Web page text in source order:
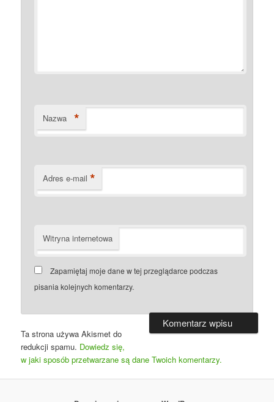
Nazwa *
Adres e-mail *
Witryna internetowa
Zapamiętaj moje dane w tej przeglądarce podczas
pisania kolejnych komentarzy.
Ta strona używa Akismet do
redukcji spamu. Dowiedz się,
w jaki sposób przetwarzane są dane Twoich komentarzy.